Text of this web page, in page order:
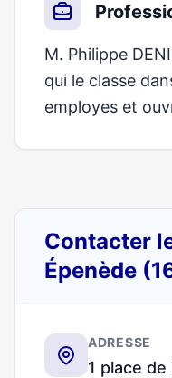
M. Philippe
qui le classe
employes et
Contacter
Épenède
ADRESSE
1 place